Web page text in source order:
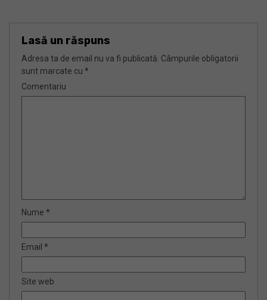
Lasă un răspuns
Adresa ta de email nu va fi publicată. Câmpurile obligatorii
sunt marcate cu *
Comentariu
Nume *
Email *
Site web